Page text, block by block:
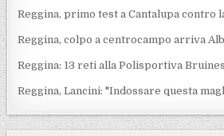
Reggina, primo test a Cantalupa contro
Reggina, colpo a centrocampo arriva
Reggina: 13 reti alla Polisportiva
Reggina, Lancini: "Indossare questa